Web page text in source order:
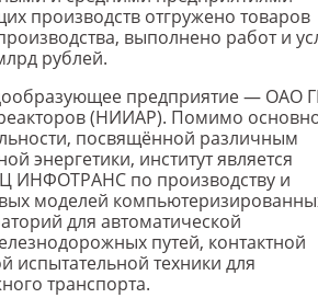
производств отгружено товаров
выполнено работ и
рублей.
предприятие — ОАО
(НИИАР). Помимо
посвящённой различным
энергетики, институт является
ИНФОТРАНС по производству и
моделей
для автоматической
путей, контактной
испытательной техники для
транспорта.